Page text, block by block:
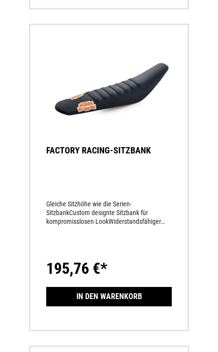
FACTORY RACING-SITZBANK
Gleiche Sitzhöhe wie die Serien-
SitzbankCustom designte Sitzbank für
kompromisslosen LookWiderstandsfähiger
195,76 €*
IN DEN WARENKORB